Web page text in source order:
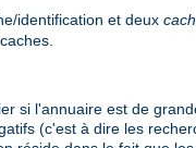
identification et deux
si l'annuaire est de
(c'est à dire les